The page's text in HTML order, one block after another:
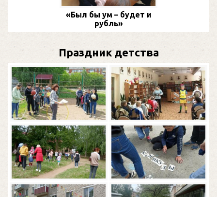
«Был бы ум – будет и
рубль»
Праздник детства